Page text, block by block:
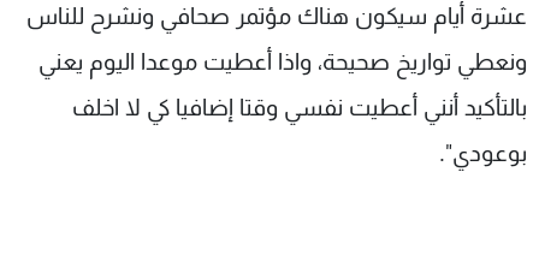
عشرة أيام سيكون هناك مؤتمر صحافي ونشرح للناس
ونعطي تواريخ صحيحة، واذا أعطيت موعدا اليوم يعني
بالتأكيد أنني أعطيت نفسي وقتا إضافيا كي لا اخلف
بوعودي".